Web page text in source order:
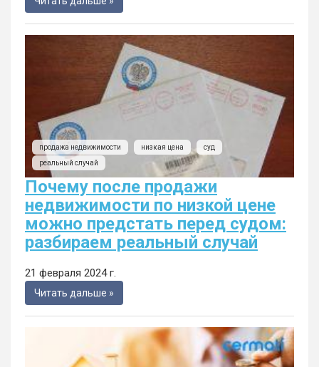
продажа недвижимости низкая цена
суд
реальный случай
Почему после продажи
недвижимости по низкой цене
можно предстать перед судом:
разбираем реальный случай
21 февраля 2024 г.
Читать дальше »